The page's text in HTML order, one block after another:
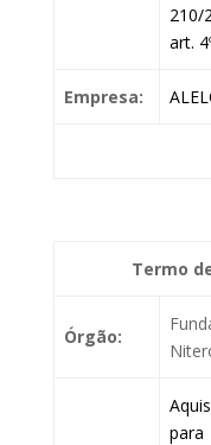
210/
art.
Empresa:
Termo
Órgão: